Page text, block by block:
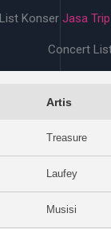
List Konser Jasa
Concert
Artis
Treasure
Laufey
Musisi